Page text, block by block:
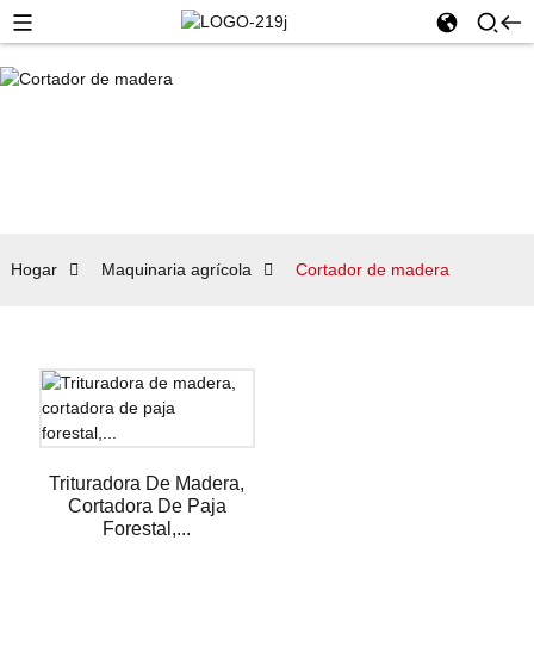
Hogar Maquinaria agrícola Cortador de madera
Trituradora De Madera,
Cortadora De Paja
Forestal,...